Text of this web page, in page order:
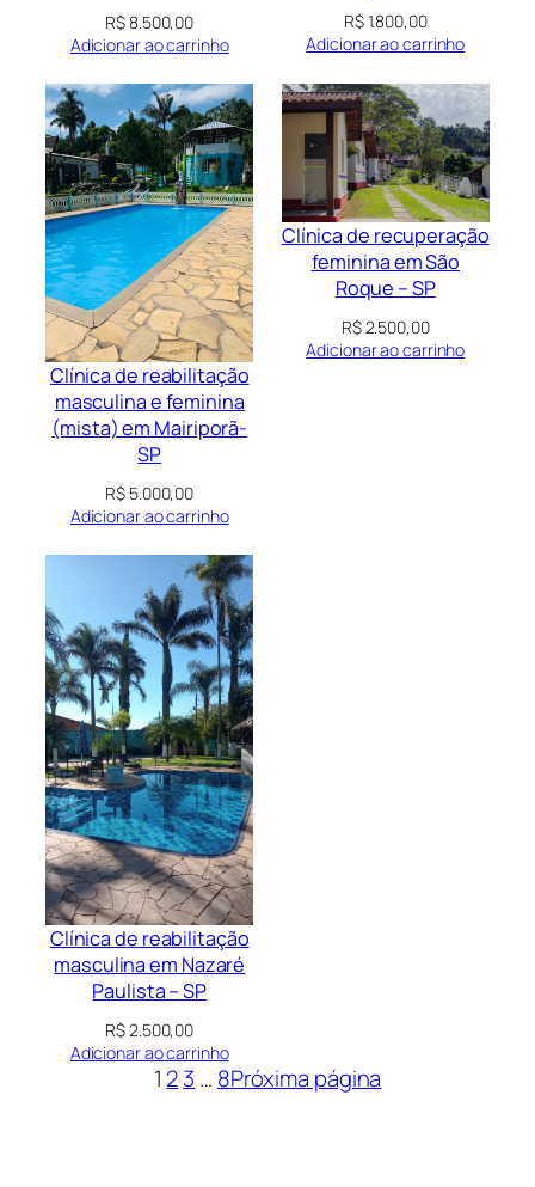
R$8.500,00
Adicionar ao carrinho
R$1.800,00
Adicionar ao carrinho
Clínica de reabilitação
masculina e feminina
(mista) em Mairiporã-
SP
R$ 5.000,00
Adicionar ao carrinho
Clínica de recuperação
feminina em São
Roque – SP
R$2.500,00
Adicionar ao carrinho
Clínica de reabilitação
masculina em Nazaré
Paulista – SP
R$2.500,00
Adicionar ao carrinho
1 23 … 8Próxima página